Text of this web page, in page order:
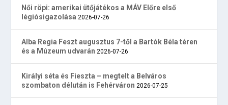
Női röpi: amerikai ütőjátékos a MÁV Előre első
légiósigazolása 2026-07-26
Alba Regia Feszt augusztus 7-től a Bartók Béla téren
és a Múzeum udvarán 2026-07-26
Királyi séta és Fieszta – megtelt a Belváros
szombaton délután is Fehérváron 2026-07-25